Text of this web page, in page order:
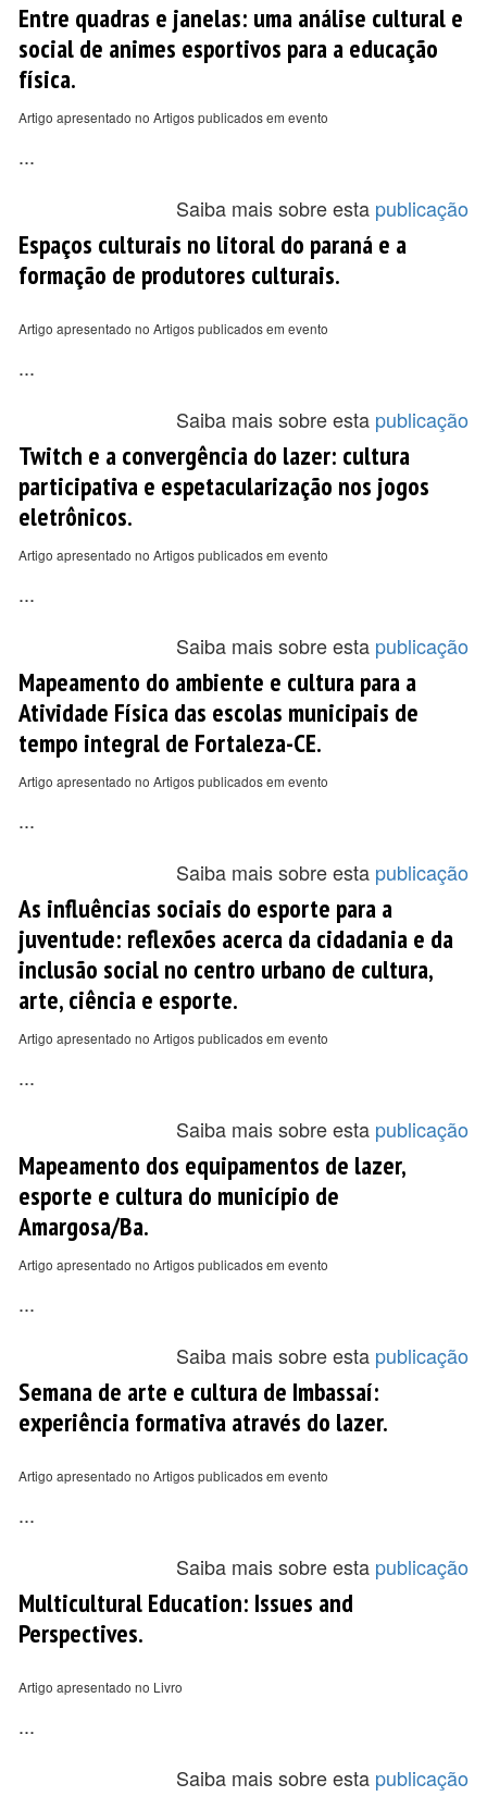
Entre quadras e janelas: uma análise cultural e
social de animes esportivos para a educação
física.
Artigo apresentado no Artigos publicados em evento
...
Saiba mais sobre esta publicação
Espaços culturais no litoral do paraná e a
formação de produtores culturais.
Artigo apresentado no Artigos publicados em evento
...
Saiba mais sobre esta publicação
Twitch e a convergência do lazer: cultura
participativa e espetacularização nos jogos
eletrônicos.
Artigo apresentado no Artigos publicados em evento
...
Saiba mais sobre esta publicação
Mapeamento do ambiente e cultura para a
Atividade Física das escolas municipais de
tempo integral de Fortaleza-CE.
Artigo apresentado no Artigos publicados em evento
...
Saiba mais sobre esta publicação
As influências sociais do esporte para a
juventude: reflexões acerca da cidadania e da
inclusão social no centro urbano de cultura,
arte, ciência e esporte.
Artigo apresentado no Artigos publicados em evento
...
Saiba mais sobre esta publicação
Mapeamento dos equipamentos de lazer,
esporte e cultura do município de
Amargosa/Ba.
Artigo apresentado no Artigos publicados em evento
...
Saiba mais sobre esta publicação
Semana de arte e cultura de Imbassaí:
experiência formativa através do lazer.
Artigo apresentado no Artigos publicados em evento
...
Saiba mais sobre esta publicação
Multicultural Education: Issues and
Perspectives.
Artigo apresentado no Livro
...
Saiba mais sobre esta publicação